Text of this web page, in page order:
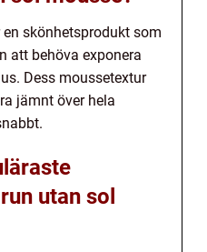
skönhetsprodukt som
att behöva exponera
Dess moussetextur
jämnt över hela
utan sol